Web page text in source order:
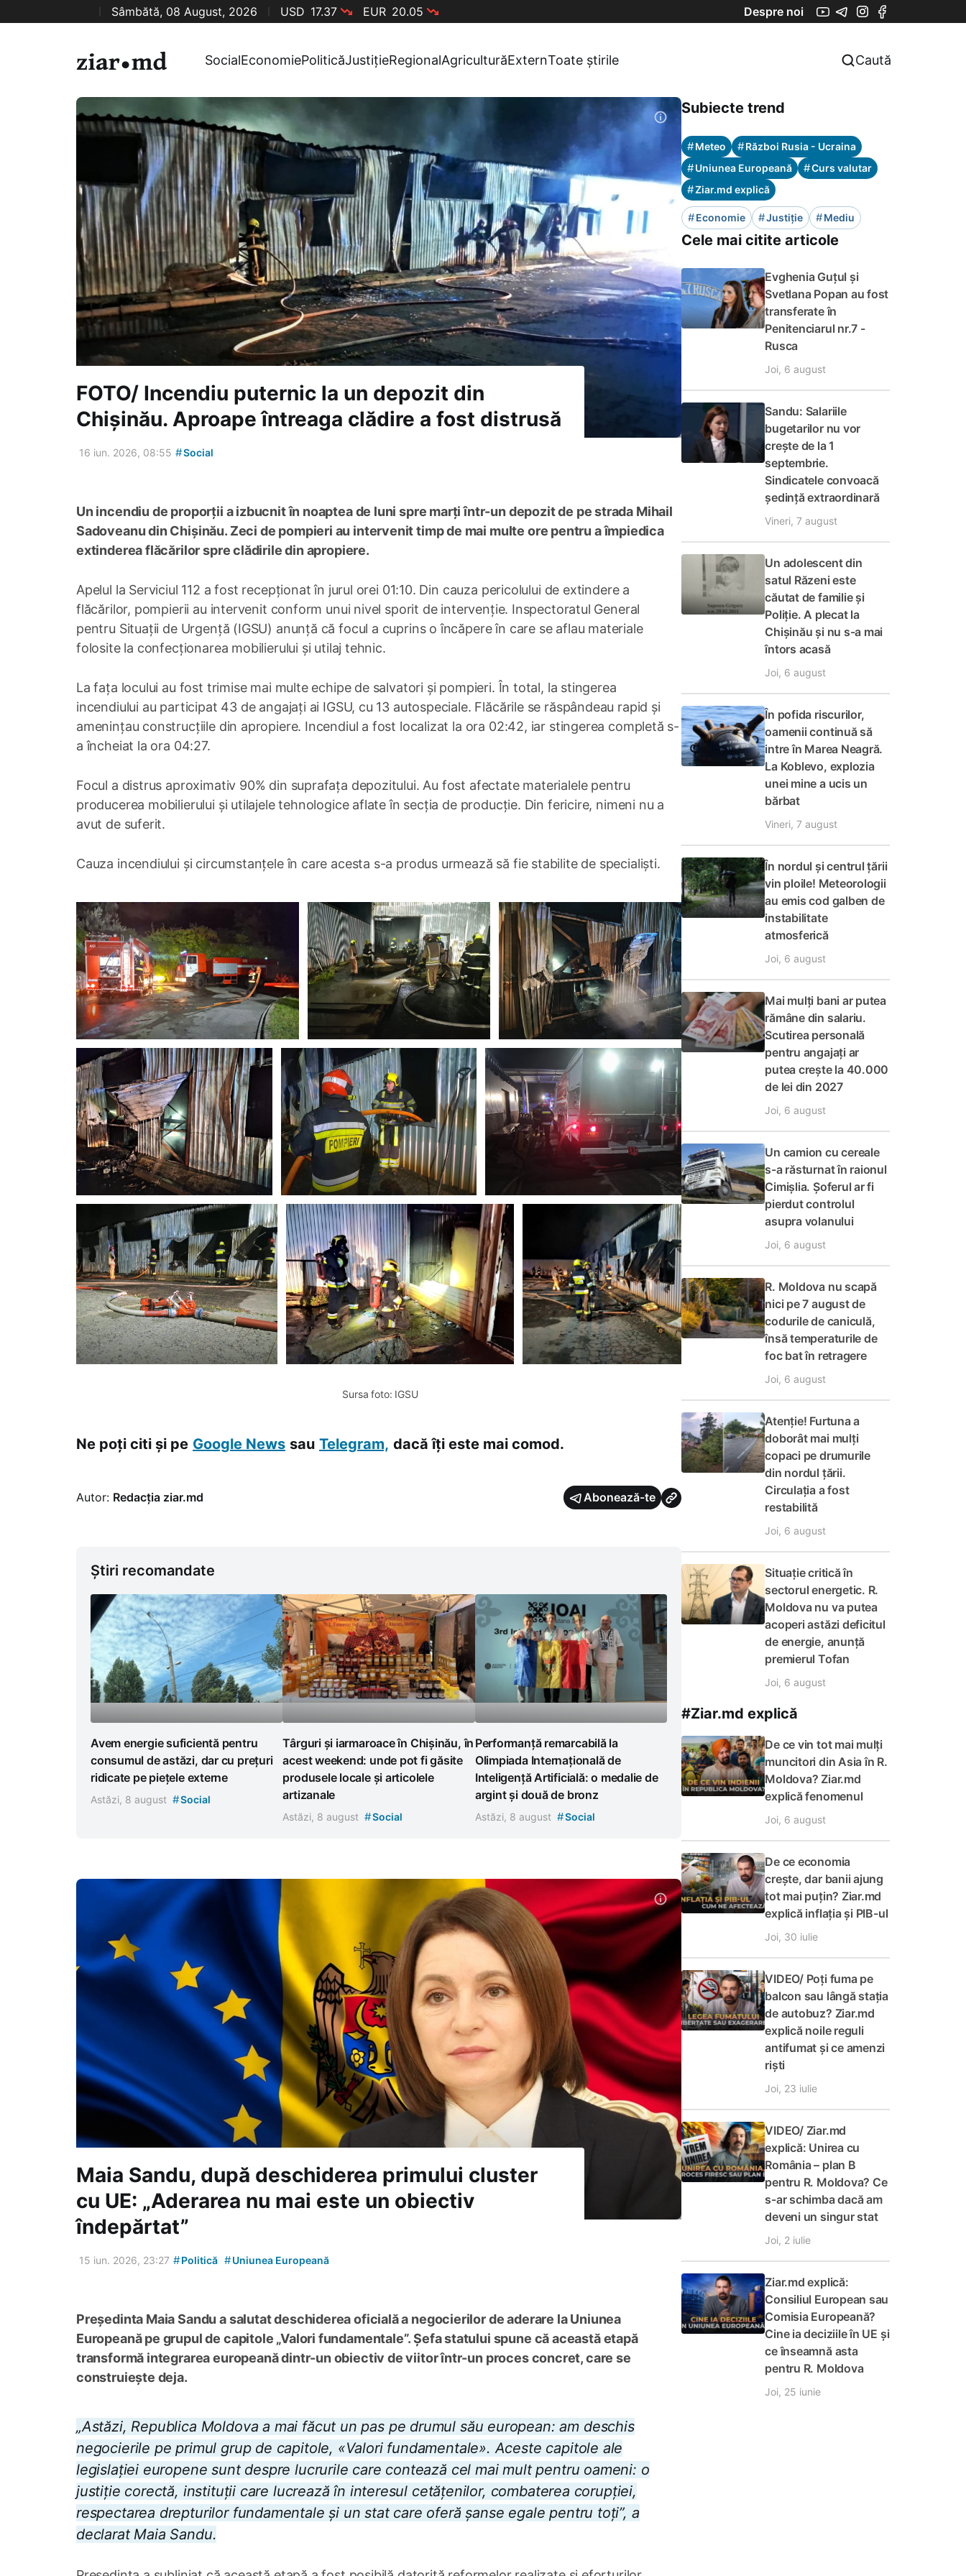
Sâmbătă, 08 August, 2026 USD 17.37 EUR 20.05 Despre noi
SocialEconomiePoliticăJustițieRegionalAgriculturăExternToate știrile Caută
FOTO/ Incendiu puternic la un depozit din
Chișinău. Aproape întreaga clădire a fost distrusă
16 iun. 2026, 08:55 #Social
Un incendiu de proporții a izbucnit în noaptea de luni spre marți într-un depozit de pe strada Mihail
Sadoveanu din Chișinău. Zeci de pompieri au intervenit timp de mai multe ore pentru a împiedica
extinderea flăcărilor spre clădirile din apropiere.
Apelul la Serviciul 112 a fost recepționat în jurul orei 01:10. Din cauza pericolului de extindere a
flăcărilor, pompierii au intervenit conform unui nivel sporit de intervenție. Inspectoratul General
pentru Situații de Urgență (IGSU) anunță că focul a cuprins o încăpere în care se aflau materiale
folosite la confecționarea mobilierului și utilaj tehnic.
La fața locului au fost trimise mai multe echipe de salvatori și pompieri. În total, la stingerea
incendiului au participat 43 de angajați ai IGSU, cu 13 autospeciale. Flăcările se răspândeau rapid și
amenințau construcțiile din apropiere. Incendiul a fost localizat la ora 02:42, iar stingerea completă s-
a încheiat la ora 04:27.
Focul a distrus aproximativ 90% din suprafața depozitului. Au fost afectate materialele pentru
producerea mobilierului și utilajele tehnologice aflate în secția de producție. Din fericire, nimeni nu a
avut de suferit.
Cauza incendiului și circumstanțele în care acesta s-a produs urmează să fie stabilite de specialiști.
Sursa foto: IGSU
Ne poți citi și pe Google News sau Telegram, dacă îți este mai comod.
Autor: Redacția ziar.md Abonează-te
Știri recomandate
Avem energie suficientă pentru
consumul de astăzi, dar cu prețuri
ridicate pe piețele externe
Astăzi, 8 august #Social
Târguri și iarmaroace în Chișinău, în
acest weekend: unde pot fi găsite
produsele locale și articolele
artizanale
Astăzi, 8 august #Social
Performanță remarcabilă la
Olimpiada Internațională de
Inteligență Artificială: o medalie de
argint și două de bronz
Astăzi, 8 august #Social
Maia Sandu, după deschiderea primului cluster
cu UE: „Aderarea nu mai este un obiectiv
îndepărtat”
15 iun. 2026, 23:27 #Politică #Uniunea Europeană
Președinta Maia Sandu a salutat deschiderea oficială a negocierilor de aderare la Uniunea
Europeană pe grupul de capitole „Valori fundamentale”. Șefa statului spune că această etapă
transformă integrarea europeană dintr-un obiectiv de viitor într-un proces concret, care se
construiește deja.
„Astăzi, Republica Moldova a mai făcut un pas pe drumul său european: am deschis
negocierile pe primul grup de capitole, «Valori fundamentale». Aceste capitole ale
legislației europene sunt despre lucrurile care contează cel mai mult pentru oameni: o
justiție corectă, instituții care lucrează în interesul cetățenilor, combaterea corupției,
respectarea drepturilor fundamentale și un stat care oferă șanse egale pentru toți”, a
declarat Maia Sandu.
Subiecte trend
#Meteo #Război Rusia - Ucraina
#Uniunea Europeană #Curs valutar
#Ziar.md explică
#Economie #Justiție #Mediu
Cele mai citite articole
Evghenia Guțul și
Svetlana Popan au fost
transferate în
Penitenciarul nr.7 -
Rusca
Joi, 6 august
Sandu: Salariile
bugetarilor nu vor
crește de la 1
septembrie.
Sindicatele convoacă
ședință extraordinară
Vineri, 7 august
Un adolescent din
satul Răzeni este
căutat de familie și
Poliție. A plecat la
Chișinău și nu s-a mai
întors acasă
Joi, 6 august
În pofida riscurilor,
oamenii continuă să
intre în Marea Neagră.
La Koblevo, explozia
unei mine a ucis un
bărbat
Vineri, 7 august
În nordul și centrul țării
vin ploile! Meteorologii
au emis cod galben de
instabilitate
atmosferică
Joi, 6 august
Mai mulți bani ar putea
rămâne din salariu.
Scutirea personală
pentru angajați ar
putea crește la 40.000
de lei din 2027
Joi, 6 august
Un camion cu cereale
s-a răsturnat în raionul
Cimișlia. Șoferul ar fi
pierdut controlul
asupra volanului
Joi, 6 august
R. Moldova nu scapă
nici pe 7 august de
codurile de caniculă,
însă temperaturile de
foc bat în retragere
Joi, 6 august
Atenție! Furtuna a
doborât mai mulți
copaci pe drumurile
din nordul țării.
Circulația a fost
restabilită
Joi, 6 august
Situație critică în
sectorul energetic. R.
Moldova nu va putea
acoperi astăzi deficitul
de energie, anunță
premierul Tofan
Joi, 6 august
#Ziar.md explică
De ce vin tot mai mulți
muncitori din Asia în R.
Moldova? Ziar.md
explică fenomenul
Joi, 6 august
De ce economia
crește, dar banii ajung
tot mai puțin? Ziar.md
explică inflația și PIB-ul
Joi, 30 iulie
VIDEO/ Poți fuma pe
balcon sau lângă stația
de autobuz? Ziar.md
explică noile reguli
antifumat și ce amenzi
riști
Joi, 23 iulie
VIDEO/ Ziar.md
explică: Unirea cu
România – plan B
pentru R. Moldova? Ce
s-ar schimba dacă am
deveni un singur stat
Joi, 2 iulie
Ziar.md explică:
Consiliul European sau
Comisia Europeană?
Cine ia deciziile în UE și
ce înseamnă asta
pentru R. Moldova
Joi, 25 iunie